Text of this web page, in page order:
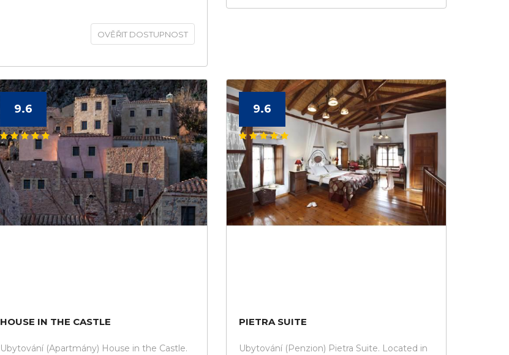
OVĚŘIT DOSTUPNOST
9.6
HOUSE IN THE CASTLE
Ubytování (Apartmány) House in the Castle.
9.6
PIETRA SUITE
Ubytování (Penzion) Pietra Suite. Located in